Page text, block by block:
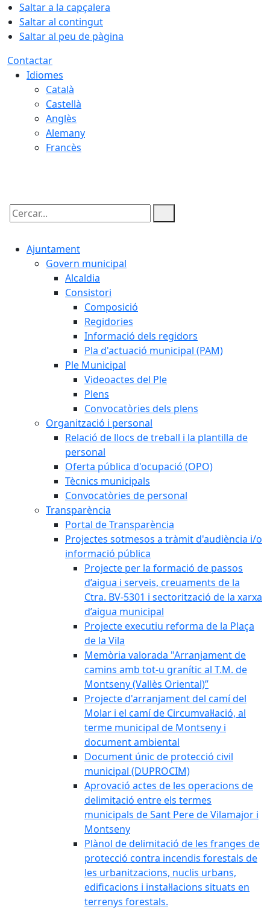
Saltar a la capçalera
Saltar al contingut
Saltar al peu de pàgina
Contactar
Idiomes
Català
Castellà
Anglès
Alemany
Francès
Cercar:
Ajuntament
Govern municipal
Alcaldia
Consistori
Composició
Regidories
Informació dels regidors
Pla d'actuació municipal (PAM)
Ple Municipal
Videoactes del Ple
Plens
Convocatòries dels plens
Organització i personal
Relació de llocs de treball i la plantilla de
personal
Oferta pública d'ocupació (OPO)
Tècnics municipals
Convocatòries de personal
Transparència
Portal de Transparència
Projectes sotmesos a tràmit d'audiència i/o
informació pública
Projecte per la formació de passos
d’aigua i serveis, creuaments de la
Ctra. BV-5301 i sectorització de la xarxa
d’aigua municipal
Projecte executiu reforma de la Plaça
de la Vila
Memòria valorada "Arranjament de
camins amb tot-u granític al T.M. de
Montseny (Vallès Oriental)”
Projecte d'arranjament del camí del
Molar i el camí de Circumval·lació, al
terme municipal de Montseny i
document ambiental
Document únic de protecció civil
municipal (DUPROCIM)
Aprovació actes de les operacions de
delimitació entre els termes
municipals de Sant Pere de Vilamajor i
Montseny
Plànol de delimitació de les franges de
protecció contra incendis forestals de
les urbanitzacions, nuclis urbans,
edificacions i instal·lacions situats en
terrenys forestals.